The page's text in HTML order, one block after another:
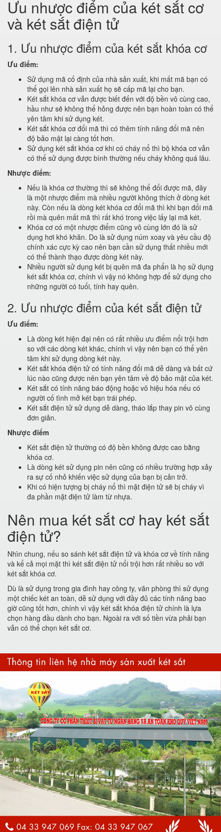
Ưu nhược điểm của két sắt cơ
và két sắt điện tử
1. Ưu nhược điểm của két sắt khóa cơ
Ưu điểm:
Sử dụng mã cố định của nhà sản xuất, khi mất mã bạn có
thể gọi lên nhà sản xuất họ sẽ cấp mã lại cho bạn.
Két sắt khóa cơ vẫn được biết đến với độ bền vô cùng cao,
hầu như sẽ không thể hỏng được nên bạn hoàn toàn có thể
yên tâm khi sử dụng két.
Két sắt khóa cơ đổi mã thì có thêm tính năng đổi mã nên
độ bảo mật lại càng tốt hơn.
Sử dụng két sắt khóa cơ khi có cháy nổ thì bộ khóa cơ vẫn
có thể sử dụng được bình thường nếu cháy không quá lâu.
Nhược điểm:
Nếu là khóa cơ thường thì sẽ không thể đổi được mã, đây
là một nhược điểm mà nhiều người không thích ở dòng két
này. Còn nếu là dòng két khóa cơ đổi mã thì khi bạn đổi mã
rồi mà quên mất mã thì rất khó trong việc lấy lại mã két.
Khóa cơ có một nhược điểm cũng vô cùng lớn đó là sử
dụng hơi khó khăn. Do là sử dụng núm xoay và yêu cầu độ
chính xác cực kỳ cao nên bạn cần sử dụng thất nhiều mới
có thể thành thạo được dòng két này.
Nhiều người sử dụng két bị quên mã đa phẩn là họ sử dụng
két sắt khóa cơ, chính vì vậy nó không hợp để sử dụng cho
những người có tuổi, tính hay quên.
2. Ưu nhược điểm của két sắt điện tử
Ưu điểm:
Là dòng két hiện đại nên có rất nhiều ưu điểm nổi trội hơn
so với các dòng két khác, chính vì vậy nên bạn có thể yên
tâm khi sử dụng dòng két này.
Két sắt khóa điện tử có tính năng đổi mã dễ dàng và bất cứ
lúc nào cũng được nên bạn yên tâm về độ bảo mật của két.
Két sắt có tính năng báo động hoặc vô hiệu hóa nếu có
người cố tình mở két bạn trái phép.
Két sắt điện tử sử dụng dễ dàng, tháo lắp thay pin vô cùng
đơn giản.
Nhược điểm
Két sắt điện tử thường có độ bền không được cao bằng
khóa cơ.
Là dòng két sử dụng pin nên cũng có nhiều trường hợp xảy
ra sự cố nhỏ khiến việc sử dụng của bạn bị cản trở.
Khi có hiện tượng bị cháy nổ thì mặt điện tử sẽ bị cháy vì
đa phần mặt điện tử làm từ nhựa.
Nên mua két sắt cơ hay két sắt
điện tử?
Nhìn chung, nếu so sánh két sắt điện tử và khóa cơ về tính năng
và kể cả mọi mặt thì két sắt điện tử nổi trội hơn rất nhiều so với
két sắt khóa cơ.
Dù là sử dụng trong gia đình hay công ty, văn phòng thì sử dụng
một chiếc két an toàn, dễ sử dụng với đầy đủ các tính năng bao
giờ cũng tốt hơn, chính vì vậy két sắt khóa điện tử chính là lựa
chọn hàng đầu dành cho bạn. Ngoài ra với số tiền vừa phải bạn
vẫn có thể chọn két sắt cơ.